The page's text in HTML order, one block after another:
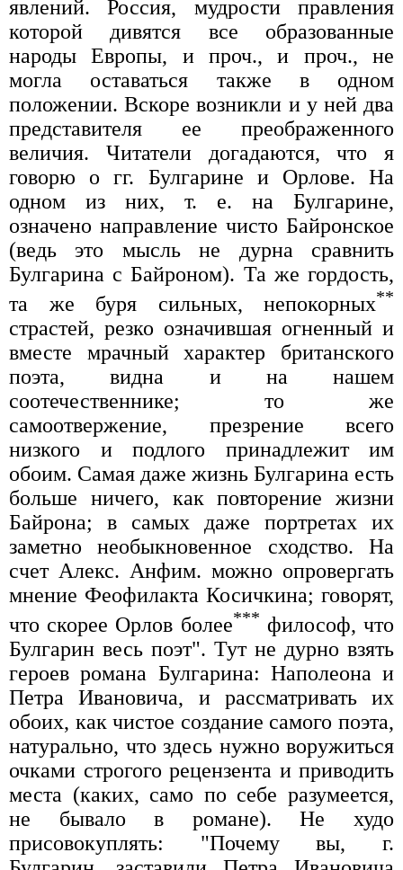
явлений. Россия, мудрости правления
которой дивятся все образованные
народы Европы, и проч., и проч., не
могла оставаться также в одном
положении. Вскоре возникли и у ней два
представителя ее преображенного
величия. Читатели догадаются, что я
говорю о гг. Булгарине и Орлове. На
одном из них, т. е. на Булгарине,
означено направление чисто Байронское
(ведь это мысль не дурна сравнить
Булгарина с Байроном). Та же гордость,
та же буря сильных, непокорных**
страстей, резко означившая огненный и
вместе мрачный характер британского
поэта, видна и на нашем
соотечественнике; то же
самоотвержение, презрение всего
низкого и подлого принадлежит им
обоим. Самая даже жизнь Булгарина есть
больше ничего, как повторение жизни
Байрона; в самых даже портретах их
заметно необыкновенное сходство. На
счет Алекс. Анфим. можно опровергать
мнение Феофилакта Косичкина; говорят,
что скорее Орлов более*** философ, что
Булгарин весь поэт". Тут не дурно взять
героев романа Булгарина: Наполеона и
Петра Ивановича, и рассматривать их
обоих, как чистое создание самого поэта,
натурально, что здесь нужно воружиться
очками строгого рецензента и приводить
места (каких, само по себе разумеется,
не бывало в романе). Не худо
присовокуплять: "Почему вы, г.